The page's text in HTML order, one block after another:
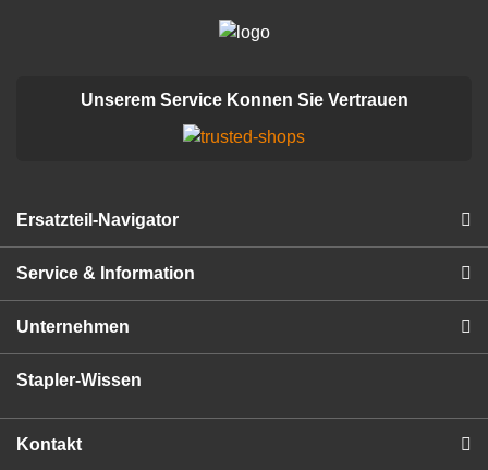
Unserem Service Konnen Sie Vertrauen
Ersatzteil-Navigator
Service & Information
Unternehmen
Stapler-Wissen
Kontakt